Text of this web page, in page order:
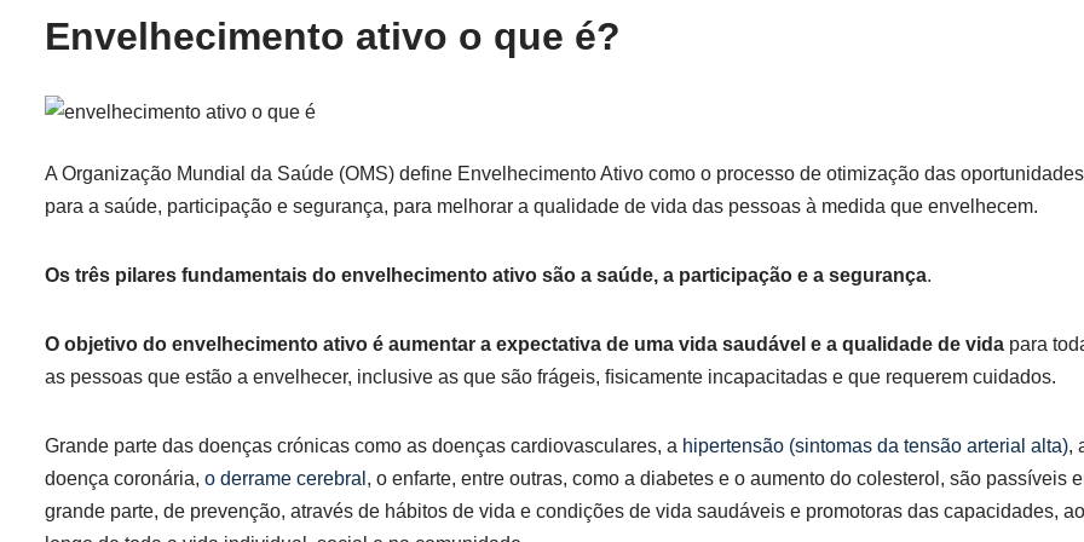
Envelhecimento ativo o que é?
A Organização Mundial da Saúde (OMS) define Envelhecimento Ativo como o processo de otimização das oportunidades
para a saúde, participação e segurança, para melhorar a qualidade de vida das pessoas à medida que envelhecem.
Os três pilares fundamentais do envelhecimento ativo são a saúde, a participação e a segurança.
O objetivo do envelhecimento ativo é aumentar a expectativa de uma vida saudável e a qualidade de vida para
as pessoas que estão a envelhecer, inclusive as que são frágeis, ﬁsicamente incapacitadas e que requerem cuidados.
Grande parte das doenças crónicas como as doenças cardiovasculares, a hipertensão (sintomas da tensão arterial alta),
doença coronária, o derrame cerebral , o enfarte, entre outras, como a diabetes e o aumento do colesterol, são passíveis
grande parte, de prevenção, através de hábitos de vida e condições de vida saudáveis e promotoras das capacidades, ao